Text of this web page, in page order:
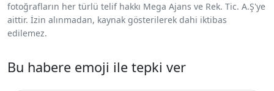
fotoğrafların her türlü telif hakkı Mega Ajans ve Rek. Tic. A.Ş'ye
aittir. İzin alınmadan, kaynak gösterilerek dahi iktibas
edilemez.
Bu habere emoji ile tepki ver